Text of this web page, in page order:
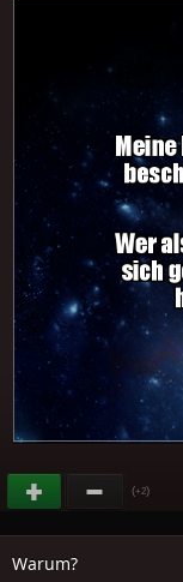
(+2)
Warum?